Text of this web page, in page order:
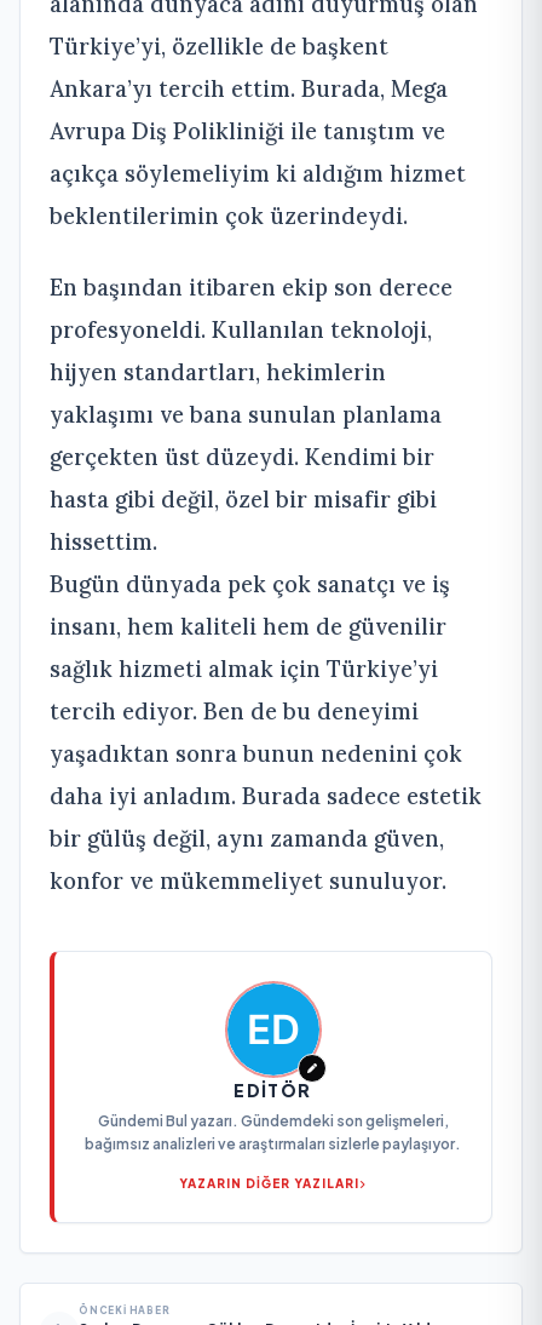
Türkiye’yi, özellikle de başkent
Ankara’yı tercih ettim. Burada, Mega
Avrupa Diş Polikliniği ile tanıştım ve
açıkça söylemeliyim ki aldığım hizmet
beklentilerimin çok üzerindeydi.
En başından itibaren ekip son derece
profesyoneldi. Kullanılan teknoloji,
hijyen standartları, hekimlerin
yaklaşımı ve bana sunulan planlama
gerçekten üst düzeydi. Kendimi bir
hasta gibi değil, özel bir misafir gibi
hissettim.
Bugün dünyada pek çok sanatçı ve iş
insanı, hem kaliteli hem de güvenilir
sağlık hizmeti almak için Türkiye’yi
tercih ediyor. Ben de bu deneyimi
yaşadıktan sonra bunun nedenini çok
daha iyi anladım. Burada sadece estetik
bir gülüş değil, aynı zamanda güven,
konfor ve mükemmeliyet sunuluyor.
EDITÖR
Gündemi Bul yazarı. Gündemdeki son gelişmeleri,
bağımsız analizleri ve araştırmaları sizlerle paylaşıyor.
YAZARIN DİĞER YAZILARI
ÖNCEKI HABER